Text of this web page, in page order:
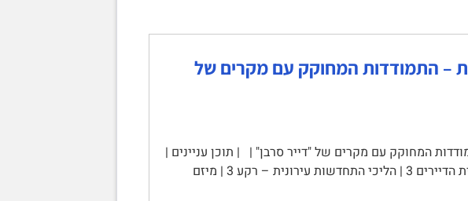
– התמודדות המחוקק עם מקרים של
המחוקק עם מקרים של "דייר סרבן" | | תוכן עניינים |
הליכי התחדשות עירונית בישראל והשפעתם על אוכלוסיית הדיירים 3 | הליכי התחדשות עירונית – רקע 3 | מיזם